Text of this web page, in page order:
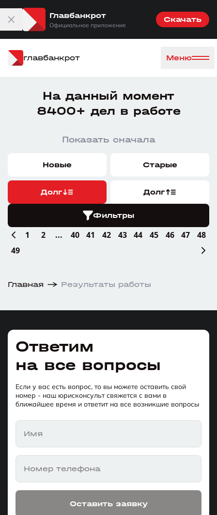
Главбанкрот
Официальное приложение
Скачать
главбанкрот Меню
На данный момент
8400+ дел в работе
Показать сначала
Новые Старые
Долг Долг
Фильтры
1 2 ... 40 41 42 43 44 45 46 47
48
49
Главная Результаты работы
Ответим
на все вопросы
Если у вас есть вопрос, то вы можете оставить свой
номер - наш юрисконсульт свяжется с вами в
ближайшее время и ответит на все возникшие вопросы
Имя
Номер телефона
Оставить заявку